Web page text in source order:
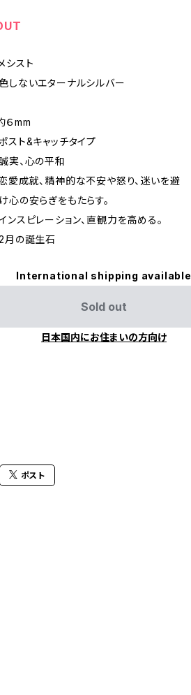
スト
いエターナルシルバー
６mm
キャッチタイプ
、心の平和
成就、精神的な不安や怒り、迷いを避
らぎをもたらす。
レーション、直観力を高める。
誕生石
International shipping available
Sold out
日本国内にお住まいの方向け
ポスト